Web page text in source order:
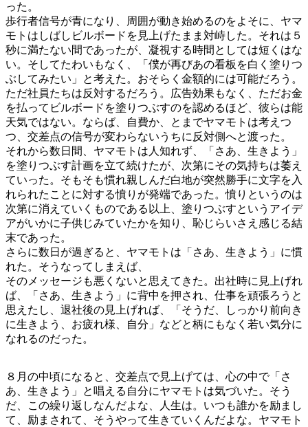
った。
歩行者信号が青になり、周囲が動き始めるのをよそに、ヤマ
モトはしばしビルボードを見上げたまま対峙した。それは５
秒に満たない間であったが、凝視する時間としては短くはな
い。そしてたわいもなく、「僕が再びあの看板を白く塗りつ
ぶしてみたい」と考えた。おそらく金額的には可能だろう。
ただ社員たちは反対するだろう。広告効果もなく、ただお金
を払ってビルボードを塗りつぶすのを認めるほど、彼らは能
天気ではない。ならば、自費か、とまでヤマモトは考えつ
つ、交差点の信号が変わらないうちに反対側へと渡った。
それから数日間、ヤマモトは人知れず、「さあ、生きよう」
を塗りつぶす計画を立て続けたが、次第にその気持ちは萎え
ていった。そもそも慣れ親しんだ白地が突然勝手に文字を入
れられたことに対する憤りが発端であった。憤りというのは
次第に消えていくものである以上、塗りつぶすというアイデ
アがいかに子供じみていたかを知り、恥じらいさえ感じる結
末であった。
さらに数日が過ぎると、ヤマモトは「さあ、生きよう」に慣
れた。そうなってしまえば、
そのメッセージも悪くないと思えてきた。出社時に見上げれ
ば、「さあ、生きよう」に背中を押され、仕事を頑張ろうと
思えたし、退社後の見上げれば、「そうだ、しっかり前向き
に生きよう、お疲れ様、自分」などと柄にもなく若い気分に
なれるのだった。
８月の中頃になると、交差点で見上げては、心の中で「さ
あ、生きよう」と唱える自分にヤマモトは気づいた。そう
だ、この繰り返しなんだよな、人生は。いつも誰かを励まし
て、励まされて、そうやって生きていくんだよな。ヤマモト